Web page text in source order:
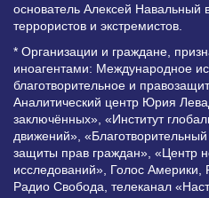
основатель Алексей Навальный
террористов и экстремистов.
* Организации и граждане,
иноагентами: Международное
благотворительное и
Аналитический центр Юрия
заключённых», «Институт
движений»,
защиты прав граждан», «Центр
исследований», Голос
Радио Свобода, телеканал